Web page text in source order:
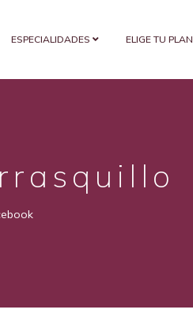
ESPECIALIDADES ELIGE TU PLAN